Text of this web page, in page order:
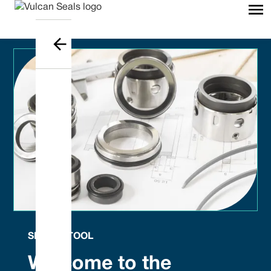
SEAL ID TOOL
Welcome to the